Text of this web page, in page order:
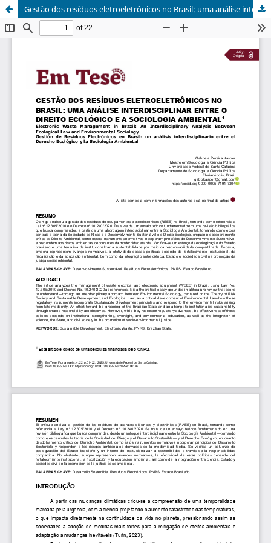
Gestão dos resíduos eletroeletrônicos no Brasil: uma análise interdisciplinar entre o direito ecológico e a sociologia ambiental